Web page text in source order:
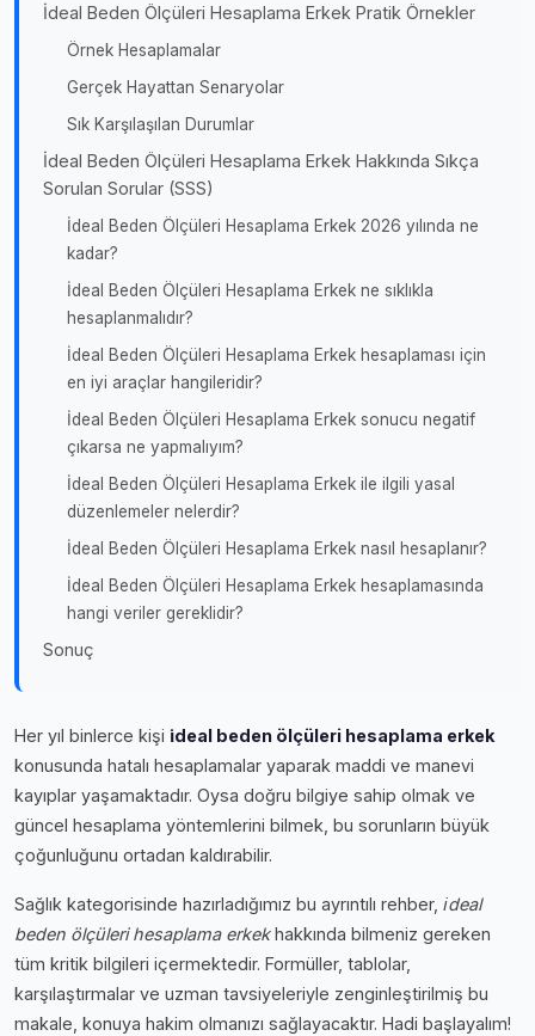
İdeal Beden Ölçüleri Hesaplama Erkek Pratik Örnekler
Örnek Hesaplamalar
Gerçek Hayattan Senaryolar
Sık Karşılaşılan Durumlar
İdeal Beden Ölçüleri Hesaplama Erkek Hakkında Sıkça
Sorulan Sorular (SSS)
İdeal Beden Ölçüleri Hesaplama Erkek 2026 yılında ne
kadar?
İdeal Beden Ölçüleri Hesaplama Erkek ne sıklıkla
hesaplanmalıdır?
İdeal Beden Ölçüleri Hesaplama Erkek hesaplaması için
en iyi araçlar hangileridir?
İdeal Beden Ölçüleri Hesaplama Erkek sonucu negatif
çıkarsa ne yapmalıyım?
İdeal Beden Ölçüleri Hesaplama Erkek ile ilgili yasal
düzenlemeler nelerdir?
İdeal Beden Ölçüleri Hesaplama Erkek nasıl hesaplanır?
İdeal Beden Ölçüleri Hesaplama Erkek hesaplamasında
hangi veriler gereklidir?
Sonuç
Her yıl binlerce kişi i̇deal beden ölçüleri hesaplama erkek
konusunda hatalı hesaplamalar yaparak maddi ve manevi
kayıplar yaşamaktadır. Oysa doğru bilgiye sahip olmak ve
güncel hesaplama yöntemlerini bilmek, bu sorunların büyük
çoğunluğunu ortadan kaldırabilir.
Sağlık kategorisinde hazırladığımız bu ayrıntılı rehber, i̇deal
beden ölçüleri hesaplama erkekhakkında bilmeniz gereken
tüm kritik bilgileri içermektedir. Formüller, tablolar,
karşılaştırmalar ve uzman tavsiyeleriyle zenginleştirilmiş bu
makale, konuya hakim olmanızı sağlayacaktır. Hadi başlayalım!